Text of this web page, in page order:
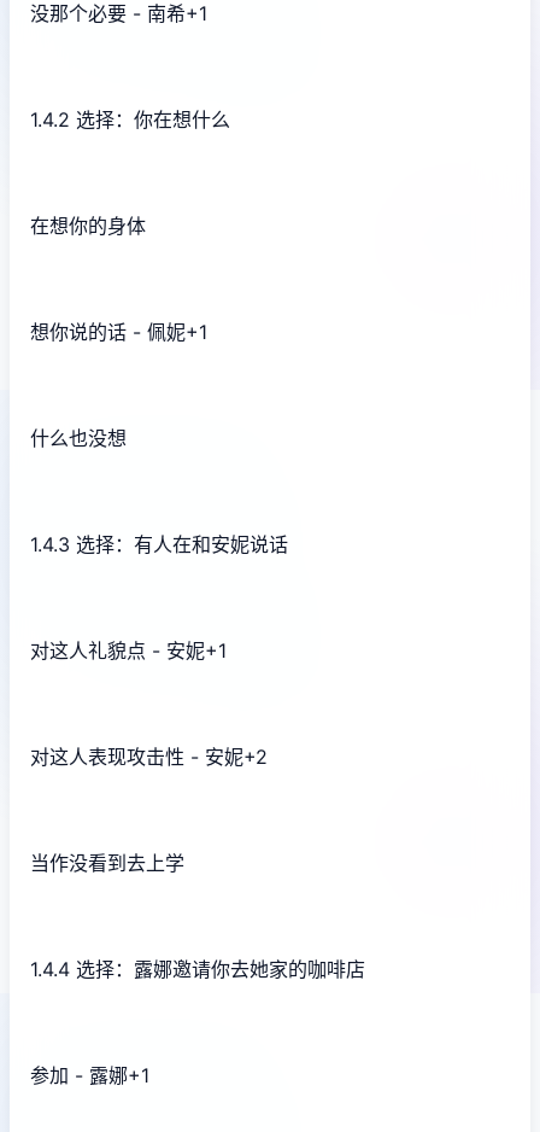
没那个必要 - 南希+1
1.4.2 选择：你在想什么
在想你的身体
想你说的话 - 佩妮+1
什么也没想
1.4.3 选择：有人在和安妮说话
对这人礼貌点 - 安妮+1
对这人表现攻击性 - 安妮+2
当作没看到去上学
1.4.4 选择：露娜邀请你去她家的咖啡店
参加 - 露娜+1